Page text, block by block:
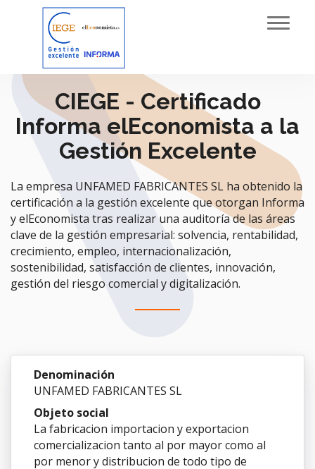
CIEGE - Certificado
Informa elEconomista a la
Gestión Excelente
La empresa UNFAMED FABRICANTES SL ha obtenido la
certificación a la gestión excelente que otorgan Informa
y elEconomista tras realizar una auditoría de las áreas
clave de la gestión empresarial: solvencia, rentabilidad,
crecimiento, empleo, internacionalización,
sostenibilidad, satisfacción de clientes, innovación,
gestión del riesgo comercial y digitalización.
Denominación
UNFAMED FABRICANTES SL
Objeto social
La fabricacion importacion y exportacion
comercializacion tanto al por mayor como al
por menor y distribucion de todo tipo de